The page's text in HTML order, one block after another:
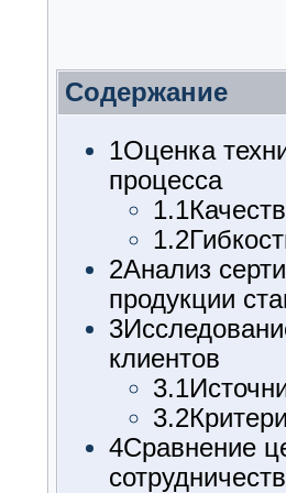
Содержание
1Оценка
процесса
1.1
1.2
2Анализ
продукции
3
клиентов
3.1
3.2
4Сравнение